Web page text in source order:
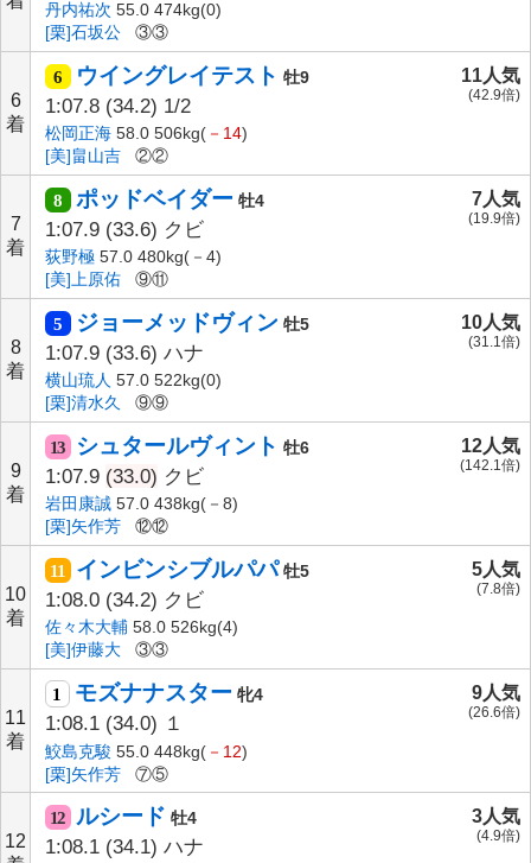
丹内祐次 55.0 474kg(0)
[栗]石坂公
③③
6
着
6 ウイングレイテスト 牡9
1:07.8 (34.2) 1/2
松岡正海 58.0 506kg( －14)
[美]畠山吉
②②
11人気
(42.9倍)
7
着
8 ポッドベイダー 牡4
1:07.9 (33.6) クビ
荻野極 57.0 480kg(－4)
[美]上原佑
⑨⑪
7人気
(19.9倍)
8
着
5 ジョーメッドヴィン 牡5
1:07.9 (33.6) ハナ
横山琉人 57.0 522kg(0)
[栗]清水久
⑨⑨
10人気
(31.1倍)
9
着
13 シュタールヴィント 牡6
1:07.9 (33.0) クビ
岩田康誠 57.0 438kg(－8)
[栗]矢作芳
⑫⑫
12人気
(142.1倍)
10
着
11 インビンシブルパパ 牡5
1:08.0 (34.2) クビ
佐々木大輔 58.0 526kg(4)
[美]伊藤大
③③
5人気
(7.8倍)
11
着
1 モズナナスター 牝4
1:08.1 (34.0) １
鮫島克駿 55.0 448kg( －12)
[栗]矢作芳
⑦⑤
9人気
(26.6倍)
12
12 ルシード 牡4
1:08.1 (34.1) ハナ
3人気
(4.9倍)